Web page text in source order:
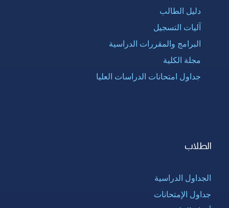
دليل الطالب
آليات التسجيل
البرامج والمقررات الدراسية
مجلة الكلية
جداول امتحانات الدراسات العليا
الطلاب
الجداول الدراسية
جداول الإمتحانات